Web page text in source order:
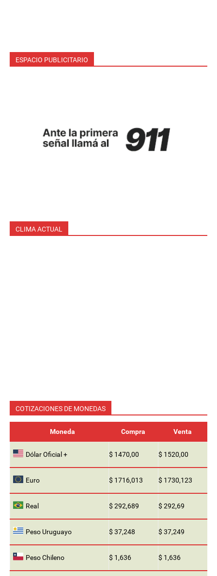
ESPACIO PUBLICITARIO
CLIMA ACTUAL
COTIZACIONES DE MONEDAS
Moneda Compra Venta
Dólar Oficial + $ 1470,00 $ 1520,00
Euro $ 1716,013 $ 1730,123
Real $ 292,689 $ 292,69
Peso Uruguayo $ 37,248 $ 37,249
Peso Chileno $ 1,636 $ 1,636